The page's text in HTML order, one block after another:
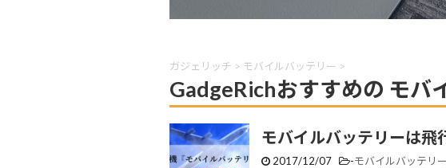
ガジェリッチ > モバイルバッテリー >
GadgeRichおすすめの モバ
モバイルバッテリーは
2017/12/07 -モバイルバッテリー